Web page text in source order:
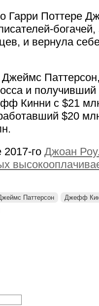
Гарри Поттере
и вернула
и
Кинни с $21
$20
го Джоан
Паттерсон
Джефф